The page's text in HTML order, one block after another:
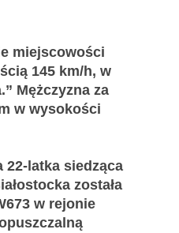
miejscowości
145 km/h, w
Mężczyzna za
w wysokości
22-latka siedząca
została
w rejonie